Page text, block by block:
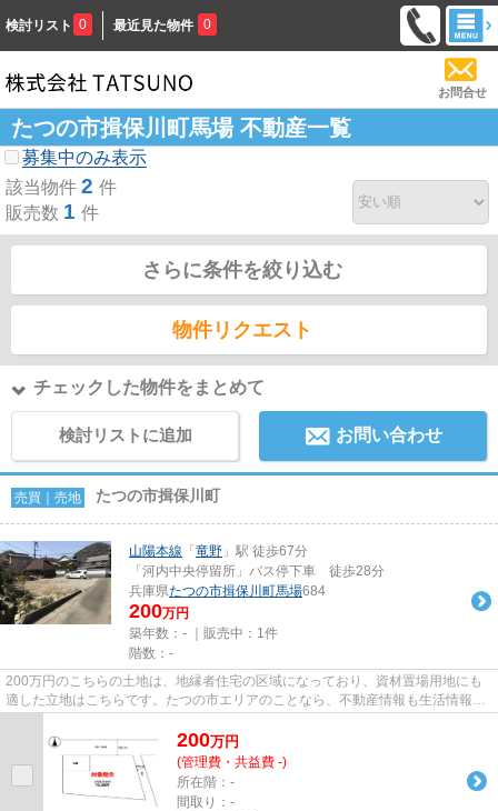
検討リスト 0 最近見た物件 0
お問合せ
たつの市揖保川町馬場 不動産一覧
募集中のみ表示
該当物件 2 件
販売数 1 件
さらに条件を絞り込む
物件リクエスト
チェックした物件をまとめて
検討リストに追加 お問い合わせ
売買｜売地 たつの市揖保川町
山陽本線 「 竜野 」駅 徒歩67分
「河内中央停留所」バス停下車 徒歩28分
兵庫県たつの市揖保川町馬場684
200万円
築年数：- ｜販売中： 1件
階数：-
200万円のこちらの土地は、地縁者住宅の区域になっており、資材置場用地にも
適した立地はこちらです。たつの市エリアのことなら、不動産情報も生活情報も
200万円
(管理費・共益費 -)
所在階：-
間取り：-